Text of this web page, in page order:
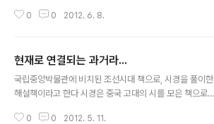
그 마음이 점차 퇴색되는 것을 반복하지만 이제 기록하고
0 0 2012. 6. 8.
현재로 연결되는 과거라...
국립중앙박물관에 비치된 조선시대 책으로, 시경을 풀이한
해설책이라고 한다 시경은 중국 고대의 시를 모은 책으로,
다. 이 책에는 밑줄을 긋고 방점을 찍으며 공부한 흔적이 남
0 0 2012. 5. 11.